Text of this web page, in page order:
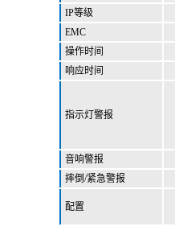
IP等级
EMC
操作时间
响应时间
指示灯警报
音响警报
摔倒/紧急警报
配置